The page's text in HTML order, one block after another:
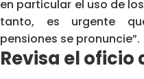
en particular el uso de
tanto, es urgente
pensiones se pronuncie”.
Revisa el oficio